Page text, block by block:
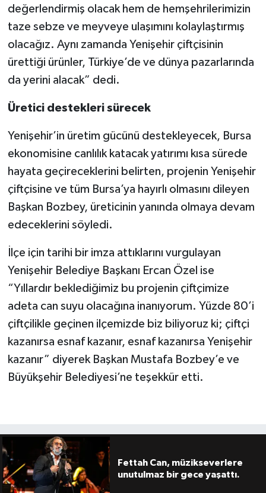
değerlendirmiş olacak hem de hemşehrilerimizin
taze sebze ve meyveye ulaşımını kolaylaştırmış
olacağız. Aynı zamanda Yenişehir çiftçisinin
ürettiği ürünler, Türkiye’de ve dünya pazarlarında
da yerini alacak” dedi.
Üretici destekleri sürecek
Yenişehir’in üretim gücünü destekleyecek, Bursa
ekonomisine canlılık katacak yatırımı kısa sürede
hayata geçireceklerini belirten, projenin Yenişehir
çiftçisine ve tüm Bursa’ya hayırlı olmasını dileyen
Başkan Bozbey, üreticinin yanında olmaya devam
edeceklerini söyledi.
İlçe için tarihi bir imza attıklarını vurgulayan
Yenişehir Belediye Başkanı Ercan Özel ise
“Yıllardır beklediğimiz bu projenin çiftçimize
adeta can suyu olacağına inanıyorum. Yüzde 80’i
çiftçilikle geçinen ilçemizde biz biliyoruz ki; çiftçi
kazanırsa esnaf kazanır, esnaf kazanırsa Yenişehir
kazanır” diyerek Başkan Mustafa Bozbey’e ve
Büyükşehir Belediyesi’ne teşekkür etti.
Fettah Can, müzikseverlere
unutulmaz bir gece yaşattı.